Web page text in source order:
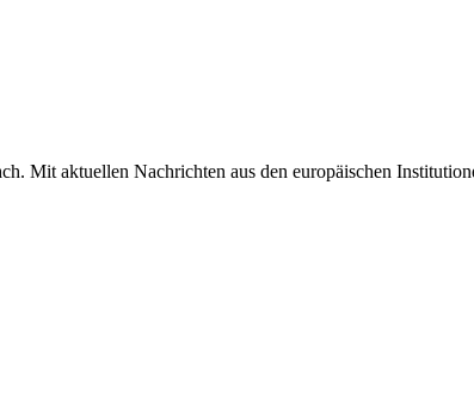
Mit aktuellen Nachrichten aus den europäischen